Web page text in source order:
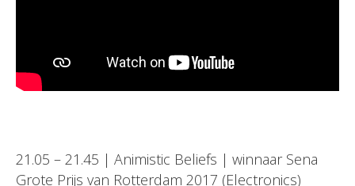
21.05 – 21.45 | Animistic Beliefs | winnaar Sena
Grote Prijs van Rotterdam 2017 (Electronics)